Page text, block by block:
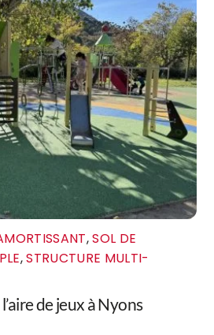
,SOL DE
,STRUCTURE MULTI-
de jeux à Nyons